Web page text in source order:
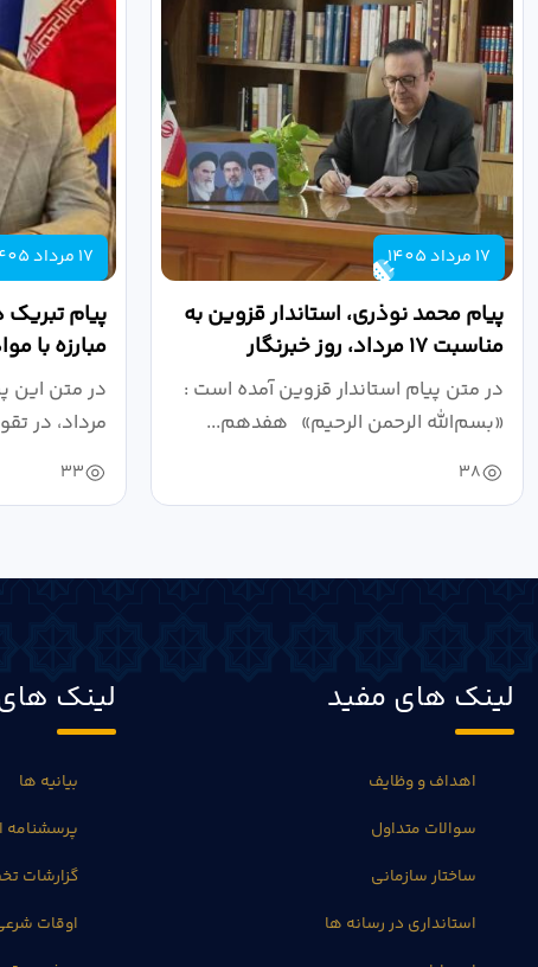
17 مرداد 1405
پیام محمد نوذری، استاندار قزوین به
مناسبت ۱۷ مرداد، روز خبرنگار
در متن پیام استاندار قزوین آمده است :
«بسم‌الله الرحمن الرحیم» هفدهم...
38
17 مرداد 1405
پیام
مبارزه با
روز
در متن این
مرداد، در
33
لینک های مفید
اهداف و وظایف
سوالات متداول
ساختار سازمانی
استانداری در رسانه ها
لینک
بیانیه ها
پرسشنامه
گزارشات
اوقات